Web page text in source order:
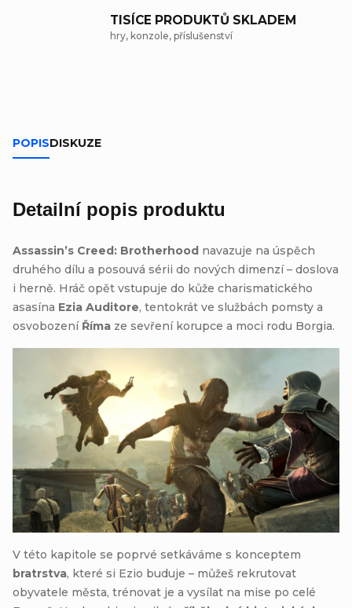
TISÍCE PRODUKTŮ SKLADEM
hry, konzole, příslušenství
POPISDISKUZE
Detailní popis produktu
Assassin’s Creed: Brotherhood navazuje na úspěch
druhého dílu a posouvá sérii do nových dimenzí – doslova
i herně. Hráč opět vstupuje do kůže charismatického
asasína Ezia Auditore, tentokrát ve službách pomsty a
osvobození Říma ze sevření korupce a moci rodu Borgia.
V této kapitole se poprvé setkáváme s konceptem
bratrstva, které si Ezio buduje – můžeš rekrutovat
obyvatele města, trénovat je a vysílat na mise po celé